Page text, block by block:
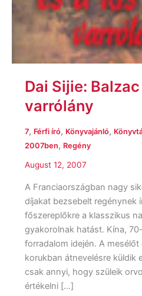
Dai Sijie:
varrólány
7, Férfi író, Könyvajánló,
2007ben, Regény
August 12, 2007
A Franciaországban nagy
díjakat bezsebelt regénynek
főszereplőkre a klasszikus
gyakorolnak hatást. Kína,
forradalom idején. A
korukban átnevelésre küldik
csak annyi, hogy szüleik
értékelni […]